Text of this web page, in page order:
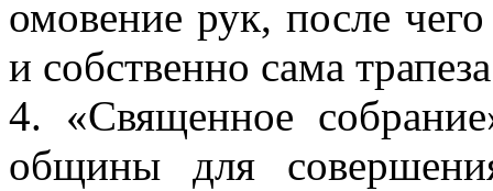
омовение рук, после
и собственно сама
4. «Священное
общины для